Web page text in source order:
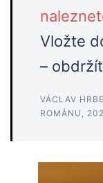
Vložte
–
VÁCLAV
ROMÁNU,